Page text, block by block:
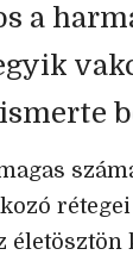
a
életösztön